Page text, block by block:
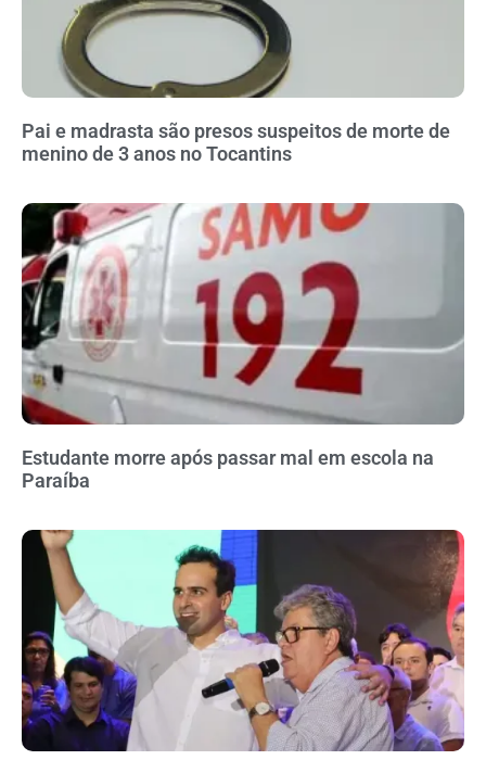
Pai e madrasta são presos suspeitos de morte de
menino de 3 anos no Tocantins
Estudante morre após passar mal em escola na
Paraíba